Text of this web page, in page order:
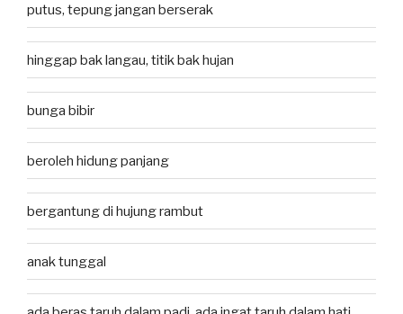
putus, tepung jangan berserak
hinggap bak langau, titik bak hujan
bunga bibir
beroleh hidung panjang
bergantung di hujung rambut
anak tunggal